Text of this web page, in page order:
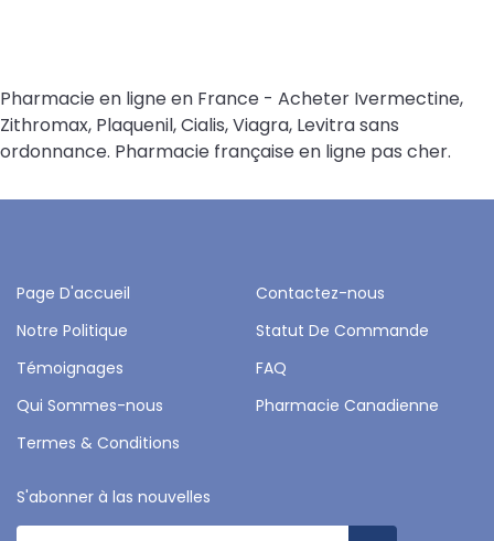
Pharmacie en ligne en France - Acheter Ivermectine,
Zithromax, Plaquenil, Cialis, Viagra, Levitra sans
ordonnance. Pharmacie française en ligne pas cher.
Page D'accueil
Contactez-nous
Notre Politique
Statut De Commande
Témoignages
FAQ
Qui Sommes-nous
Pharmacie Canadienne
Termes & Conditions
S'abonner à las nouvelles